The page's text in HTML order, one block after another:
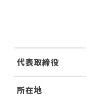
代表取締役
所在地